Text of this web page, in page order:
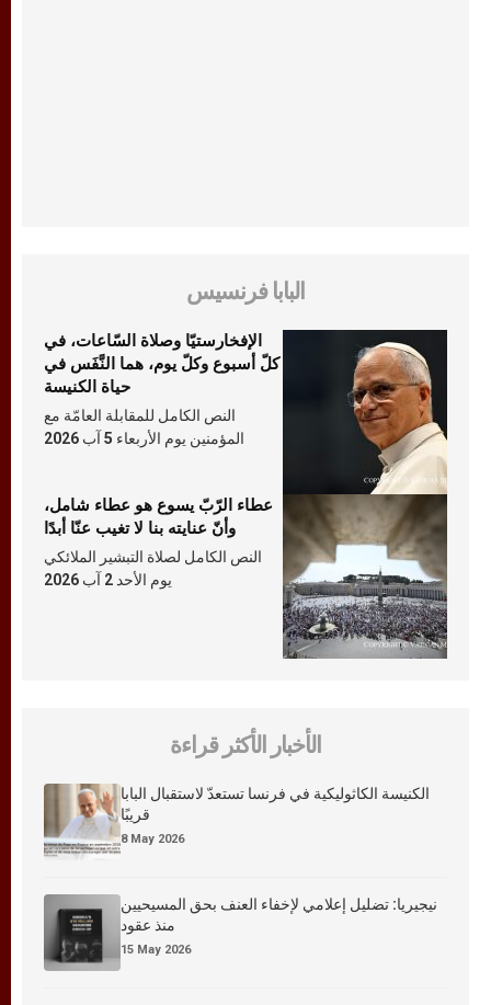
البابا فرنسيس
الإفخارستيّا وصلاة السّاعات، في
كلّ أسبوع وكلّ يوم، هما النَّفَس في
حياة الكنيسة
النص الكامل للمقابلة العامّة مع
المؤمنين يوم الأربعاء 5 آب 2026
عطاء الرّبّ يسوع هو عطاء شامل،
وأنّ عنايته بنا لا تغيب عنّا أبدًا
النص الكامل لصلاة التبشير الملائكي
يوم الأحد 2 آب 2026
الأخبار الأكثر قراءة
الكنيسة الكاثوليكية في فرنسا تستعدّ لاستقبال البابا
قريبًا
8 May 2026
نيجيريا: تضليل إعلامي لإخفاء العنف بحق المسيحيين
منذ عقود
15 May 2026